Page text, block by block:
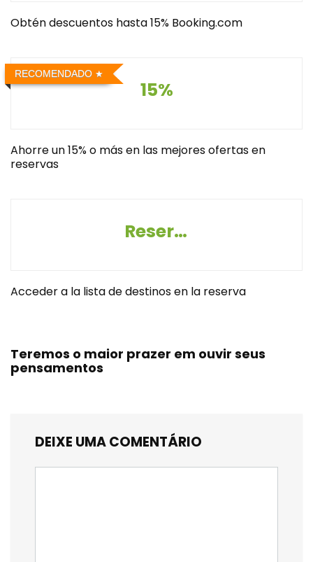
Obtén descuentos hasta 15% Booking.com
RECOMENDADO
15%
Ahorre un 15% o más en las mejores ofertas en
reservas
Reserva destinos
Acceder a la lista de destinos en la reserva
Teremos o maior prazer em ouvir seus
pensamentos
DEIXE UMA COMENTÁRIO